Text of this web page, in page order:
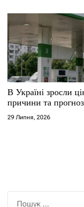
В Україні зросли
причини та
29 Липня, 2026